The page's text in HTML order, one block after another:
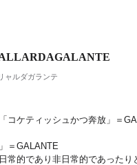
ャルダガランテ
コケティッシュかつ奔放」＝
＝GALANTE
常的であり非日常的であったり